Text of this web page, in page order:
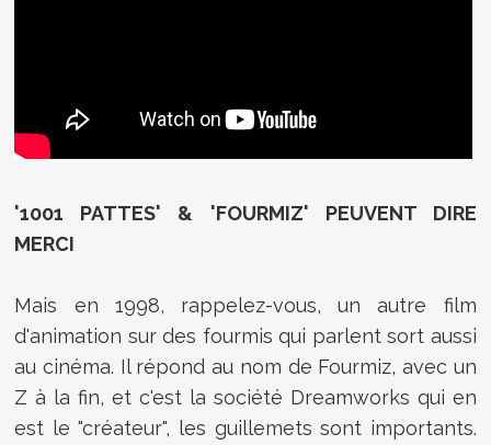
'1001 PATTES' & 'FOURMIZ' PEUVENT DIRE
MERCI
Mais en 1998, rappelez-vous, un autre film
d'animation sur des fourmis qui parlent sort aussi
au cinéma. Il répond au nom de Fourmiz, avec un
Z à la fin, et c'est la société Dreamworks qui en
est le "créateur", les guillemets sont importants.